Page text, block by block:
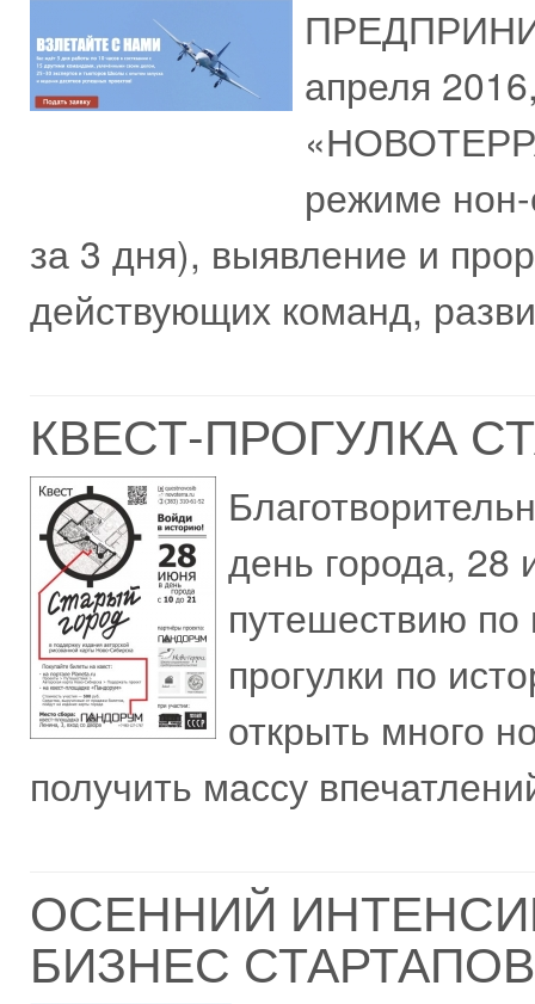
апреля
режиме нон-
за 3 дня), выявление и
действующих команд,
КВЕСТ-ПРОГУЛКА
день города,
путешествию по
прогулки по
открыть много
получить массу
ОСЕННИЙ
БИЗНЕС СТАРТАПОВ